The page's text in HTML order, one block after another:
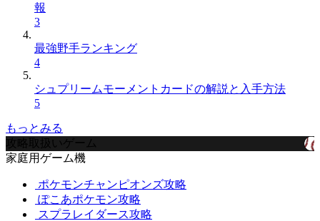
報
3
最強野手ランキング
4
シュプリームモーメントカードの解説と入手方法
5
もっとみる
攻略取扱いゲーム
家庭用ゲーム機
ポケモンチャンピオンズ攻略
ぽこあポケモン攻略
スプラレイダース攻略